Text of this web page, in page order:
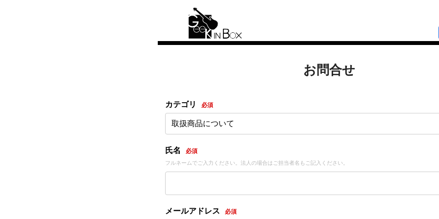
お問合せ
カテゴリ 必須
取扱商品について
氏名 必須
フルネームでご入力ください。法人の場合はご担当者名もご記入ください。
メールアドレス 必須